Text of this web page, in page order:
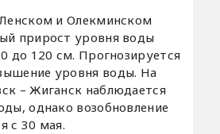
и Олекминском
прирост уровня воды
до 120 см. Прогнозируется
уровня воды. На
– Жиганск наблюдается
однако возобновление
с 30 мая.